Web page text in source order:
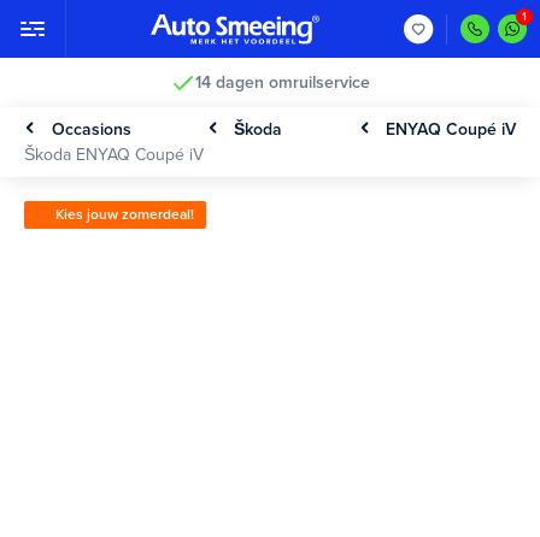
14 dagen omruilservice
Occasions Škoda
ENYAQ Coupé iV
Škoda ENYAQ Coupé iV
Kies jouw zomerdeal!